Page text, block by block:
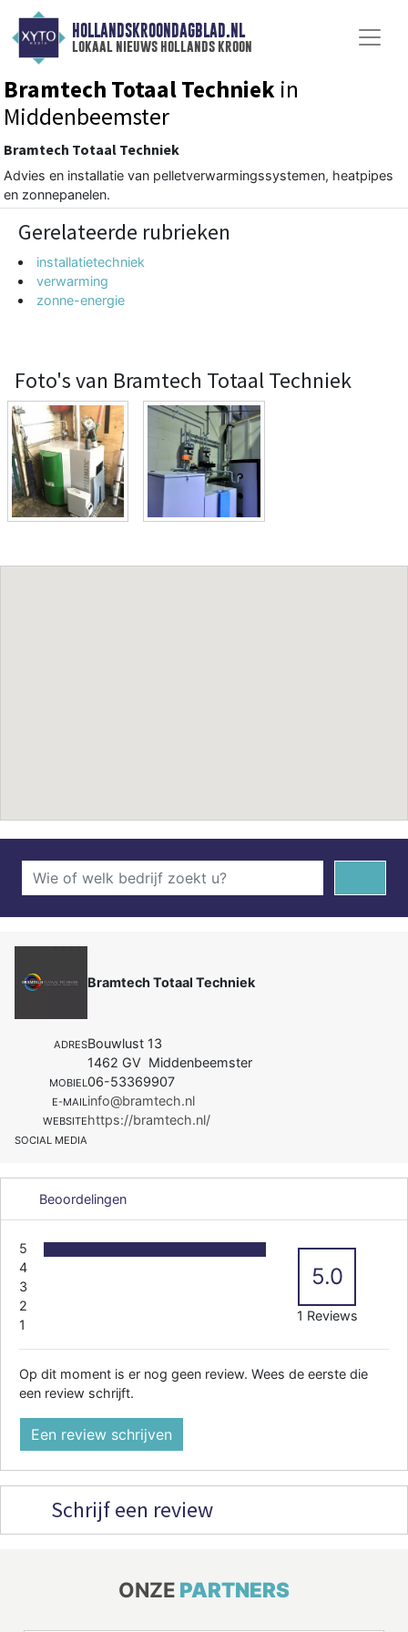
HOLLANDSKROONDAGBLAD.NL
lokaal nieuws hollands kroon
Bramtech Totaal Techniek in
Middenbeemster
Bramtech Totaal Techniek
Advies en installatie van pelletverwarmingssystemen, heatpipes
en zonnepanelen.
Gerelateerde rubrieken
installatietechniek
verwarming
zonne-energie
Foto's van Bramtech Totaal Techniek
Bramtech Totaal Techniek
ADRESBouwlust 13
1462 GV Middenbeemster
MOBIEL06-53369907
E-MAILinfo@bramtech.nl
WEBSITEhttps://bramtech.nl/
SOCIAL MEDIA
Beoordelingen
5
4
3
2
1
5.0
1 Reviews
Op dit moment is er nog geen review. Wees de eerste die
een review schrijft.
Een review schrijven
Schrijf een review
ONZE PARTNERS